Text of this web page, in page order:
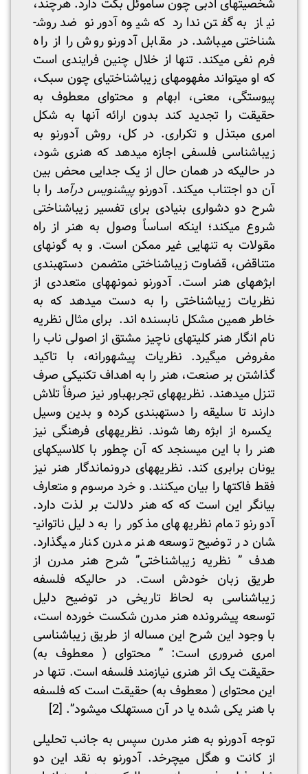
شخصیت­های ادبی چون ساموئل بکت دارد. هرچند،
نیاز به گفتن ندارد که شیوه آدورنو ضد روش­
شناختی می­باشد. در مقابل آدورنو روش را از راه
فرم نفی می­کند. تنها از خلال چنین فرایندی است
که او می­تواند مفهوم­های زیباشناختی­ای چون سبک،
پیوستگی، معنی، ابهام و محتوای معطوف به
حقیقت را تجدید کند بدون ارائه آنها به شکل
امری مبتذل و تکراری. در کل، روش آدورنو به
زیباشناسی فلسفی اجازه می­دهد که هنری شود،
در حالیکه در همان حال از یک جدایی محض بین
آن دو اجتناب می­کند. آدورنوپیش­نویس درآمد را با
شرح دو دشواری بنیادی برای تفسیر زیباشناختی
شروع می­کند؛ اینکه اساساً وصول به هنر از راه
مقولات به تنهایی غیر ممکن است. و به گونه­ای
متناقض، قضاوت زیباشناختی متضمن دسته­بندی
ابژه­های هنر است. آدورنو نمونه­های متعددی از
نظریات زیباشناختی را به دست می­دهد که به
خاطر همین مشکل نابسنده اند. برای مثال نظریه
نام انگار هنر کلیت­های ناچیز مشتق از اصولی ناب را
مفروض می­گیرد. نظریات پیشه­ورانه، با تاکید
گذاشتن بر صنعت، هنر را به اهداف تکنیکی صرف
تنزل می­دهند. نظریه­های تجربه­باور نیز صرفاً تلاش
دارند تا سلیقه را دسته­بندی کرده و بدین وسیل
یکسره از ابژه رها شوند. نظریه­های فرهنگی نیز
هنر را با این می­سنجد که آن چطور با کلاسیک­های
یونان برابری کند. نظریه­های درون­ماندگار هنر نیز
فقط فاکت­ها را بیان می­کنند. و خرد مرسوم و متعارف
بیان­گر این است که که هنر دلالت بر لذت دارد.
آدورنو تمام نظریه­های مذکور را به دلیل ناتوانی­
شان در توضیح توسعه هنر مدرن کنار می­گذارد.
هدف ” نظریه زیباشناختی” شرح هنر مدرن از
طریق زبان خودش است. در حالی­که فلسفه
زیباشناسی به لحاظ تاریخی در توضیح دلیل
توسعه پیش­رونده هنر مدرن شکست خورده است،
با وجود این شرح این مساله از طریق زیباشناسی
امری ضروری است: ” محتوای ( معطوف به)
حقیقت یک اثر هنری نیازمند فلسفه است. تنها در
این محتوای ( معطوف به) حقیقت است که فلسفه
با هنر یکی شده یا در آن مستهلک می­شود”. [2]
توجه آدورنو به هنر مدرن سپس به جانب تحلیلی
از کانت و هگل می­چرخد. آدورنو به نقد این دو